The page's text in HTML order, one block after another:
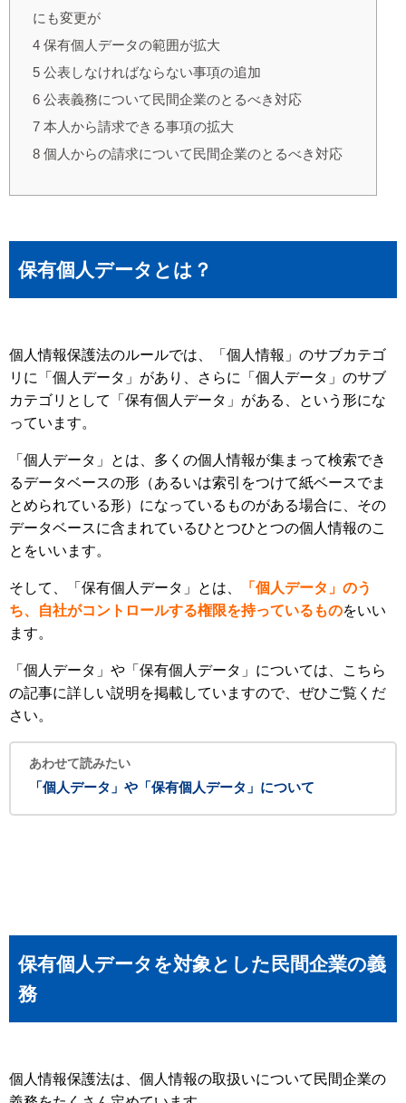
にも変更が
4 保有個人データの範囲が拡大
5 公表しなければならない事項の追加
6 公表義務について民間企業のとるべき対応
7 本人から請求できる事項の拡大
8 個人からの請求について民間企業のとるべき対応
保有個人データとは？
個人情報保護法のルールでは、「個人情報」のサブカテゴ
リに「個人データ」があり、さらに「個人データ」のサブ
カテゴリとして「保有個人データ」がある、という形にな
っています。
「個人データ」とは、多くの個人情報が集まって検索でき
るデータベースの形（あるいは索引をつけて紙ベースでま
とめられている形）になっているものがある場合に、その
データベースに含まれているひとつひとつの個人情報のこ
とをいいます。
そして、「保有個人データ」とは、
「個人データ」のう
ち、自社がコントロールする権限を持っているものをいい
ます。
「個人データ」や「保有個人データ」については、こちら
の記事に詳しい説明を掲載していますので、ぜひご覧くだ
さい。
あわせて読みたい
「個人データ」や「保有個人データ」について
保有個人データを対象とした民間企業の義
務
個人情報保護法は、個人情報の取扱いについて民間企業の